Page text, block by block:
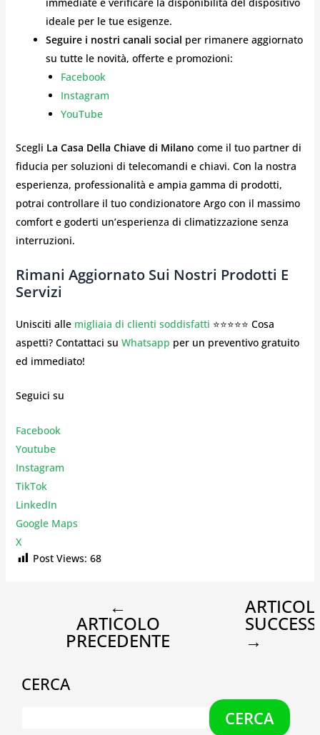
immediate e verificare la disponibilità del dispositivo
ideale per le tue esigenze.
Seguire i nostri canali social per rimanere aggiornato
su tutte le novità, offerte e promozioni:
Facebook
Instagram
YouTube
Scegli La Casa Della Chiave di Milano come il tuo partner di
fiducia per soluzioni di telecomandi e chiavi. Con la nostra
esperienza, professionalità e ampia gamma di prodotti,
potrai controllare il tuo condizionatore Argo con il massimo
comfort e goderti un’esperienza di climatizzazione senza
interruzioni.
Rimani Aggiornato Sui Nostri Prodotti E
Servizi
Unisciti alle migliaia di clienti soddisfatti ⭐⭐⭐⭐⭐ Cosa
aspetti? Contattaci su Whatsapp per un preventivo gratuito
ed immediato!
Seguici su
Facebook
Youtube
Instagram
TikTok
LinkedIn
Google Maps
X
Post Views: 68
←
ARTICOLO
PRECEDENTE →
CERCA
CERCA